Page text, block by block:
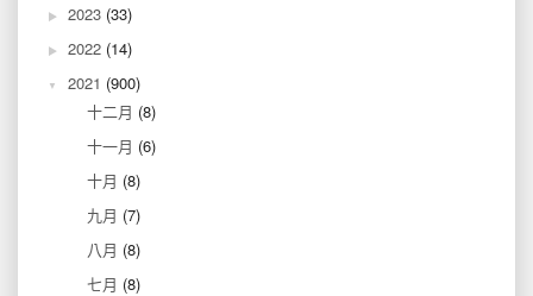
2023 (33)
2022 (14)
2021 (900)
十二月 (8)
十一月 (6)
十月 (8)
九月 (7)
八月 (8)
七月 (8)